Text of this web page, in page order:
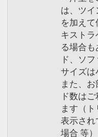
は、ツイ
を加え
キスト
る場合
ド、ソ
サイズは
また、
ド数は
ます（
表示され
場合 等）